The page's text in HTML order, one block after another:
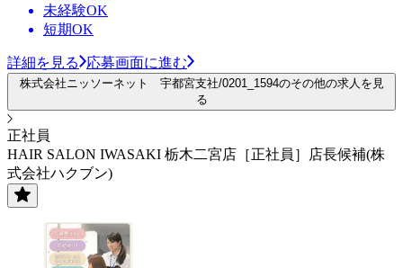
未経験OK
短期OK
詳細を見る 応募画面に進む
株式会社ニッソーネット 宇都宮支社/0201_1594のその他の求人を見
る
正社員
HAIR SALON IWASAKI 栃木二宮店［正社員］店長候補(株
式会社ハクブン)